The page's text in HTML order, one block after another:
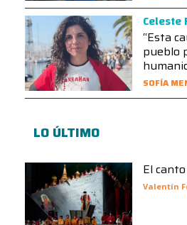
Celeste
“Esta
pueblo
SOFÍA
LO ÚLTIMO
El
Valentín